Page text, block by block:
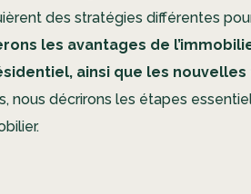
des stratégies différentes
les avantages de
ainsi que les
nous décrirons les étapes